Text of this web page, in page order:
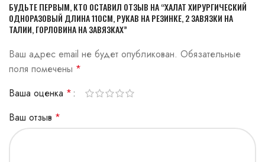
БУДЬТЕ ПЕРВЫМ, КТО ОСТАВИЛ ОТЗЫВ НА “ХАЛАТ ХИРУРГИЧЕСКИЙ
ОДНОРАЗОВЫЙ ДЛИНА 110СМ, РУКАВ НА РЕЗИНКЕ, 2 ЗАВЯЗКИ НА
ТАЛИИ, ГОРЛОВИНА НА ЗАВЯЗКАХ”
Ваш адрес email не будет опубликован. Обязательные
поля помечены *
Ваша оценка *
Ваш отзыв *